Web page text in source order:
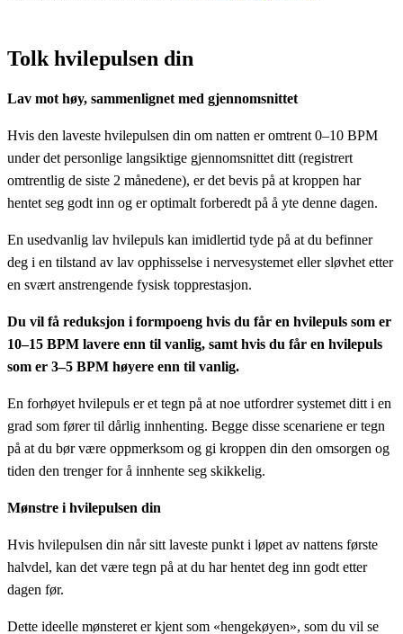
Tolk hvilepulsen din
Lav mot høy, sammenlignet med gjennomsnittet
Hvis den laveste hvilepulsen din om natten er omtrent 0–10 BPM
under det personlige langsiktige gjennomsnittet ditt (registrert
omtrentlig de siste 2 månedene), er det bevis på at kroppen har
hentet seg godt inn og er optimalt forberedt på å yte denne dagen.
En usedvanlig lav hvilepuls kan imidlertid tyde på at du befinner
deg i en tilstand av lav opphisselse i nervesystemet eller sløvhet etter
en svært anstrengende fysisk topprestasjon.
Du vil få reduksjon i formpoeng hvis du får en hvilepuls som er
10–15 BPM lavere enn til vanlig, samt hvis du får en hvilepuls
som er 3–5 BPM høyere enn til vanlig.
En forhøyet hvilepuls er et tegn på at noe utfordrer systemet ditt i en
grad som fører til dårlig innhenting. Begge disse scenariene er tegn
på at du bør være oppmerksom og gi kroppen din den omsorgen og
tiden den trenger for å innhente seg skikkelig.
Mønstre i hvilepulsen din
Hvis hvilepulsen din når sitt laveste punkt i løpet av nattens første
halvdel, kan det være tegn på at du har hentet deg inn godt etter
dagen før.
Dette ideelle mønsteret er kjent som «hengekøyen», som du vil se